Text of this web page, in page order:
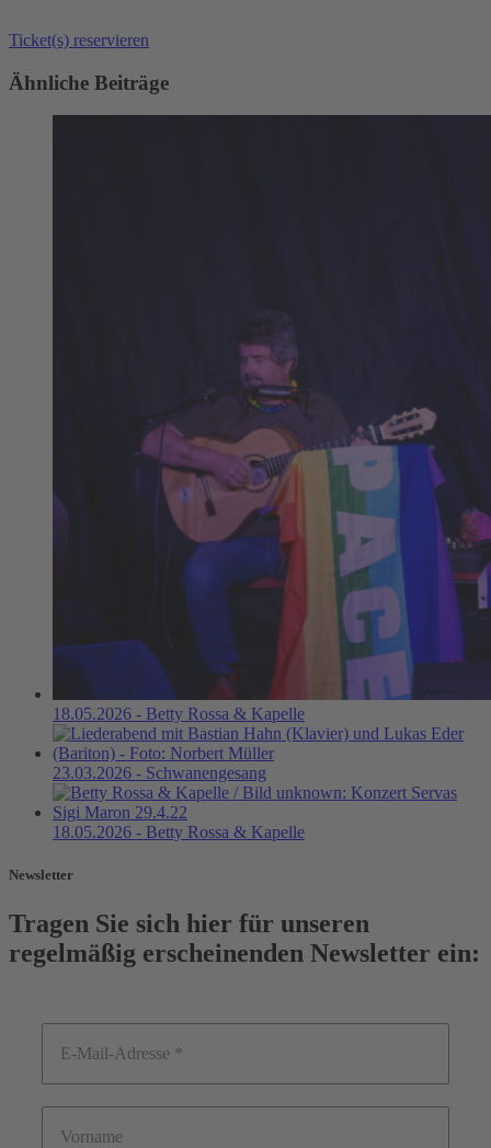
Ticket(s) reservieren
Ähnliche Beiträge
18.05.2026 - Betty Rossa & Kapelle
23.03.2026 - Schwanengesang
18.05.2026 - Betty Rossa & Kapelle
Newsletter
Tragen Sie sich hier für unseren
regelmäßig erscheinenden Newsletter ein: